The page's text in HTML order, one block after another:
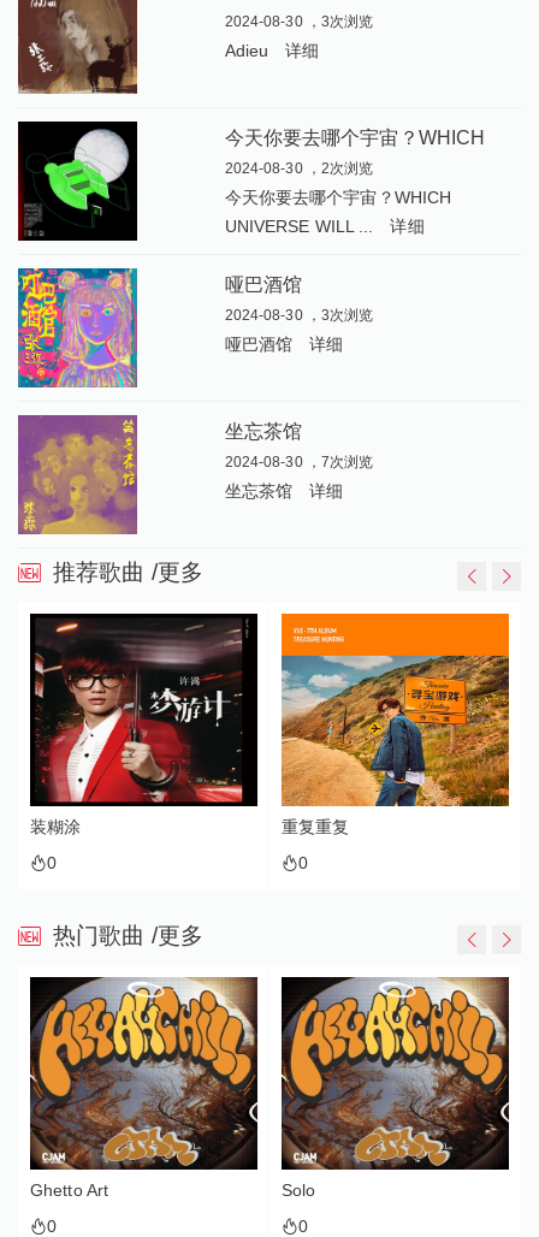
2024-08-30 ，3次浏览
Adieu 详细
2024-08-30 ，2次浏览
今天你要去哪个宇宙？WHICH
UNIVERSE WILL ...
详细
哑巴酒馆
2024-08-30 ，3次浏览
哑巴酒馆 详细
坐忘茶馆
2024-08-30 ，7次浏览
坐忘茶馆 详细
推荐歌曲 /更多
装糊涂
0
重复重复
0
热门歌曲 /更多
Ghetto Art
0
Solo
0